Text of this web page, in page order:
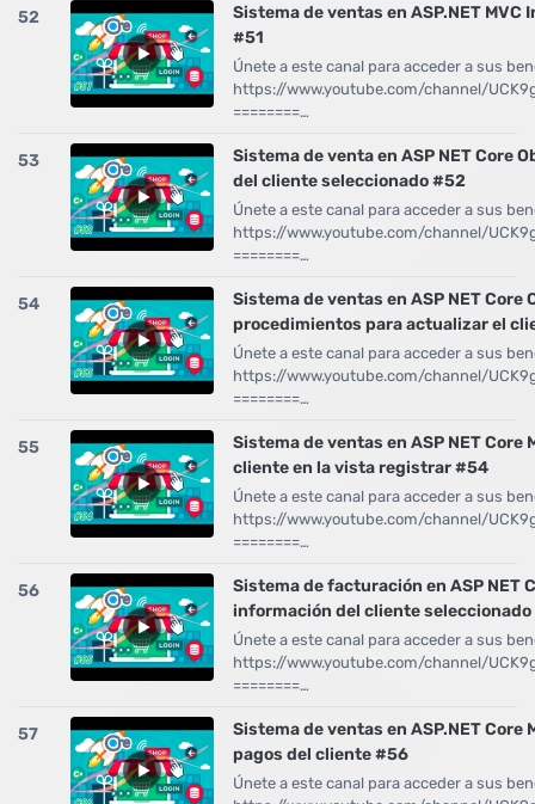
52
Sistema de ventas en ASP.NET
#51
Únete a este canal para acceder a sus
https://www.youtube.com/channel/
========…
53
Sistema de venta en ASP NET Core
del cliente seleccionado #52
Únete a este canal para acceder a sus
https://www.youtube.com/channel/
========…
54
Sistema de ventas en ASP NET Core
procedimientos para actualizar el
Únete a este canal para acceder a sus
https://www.youtube.com/channel/
========…
55
Sistema de ventas en ASP NET
cliente en la vista registrar #54
Únete a este canal para acceder a sus
https://www.youtube.com/channel/
========…
56
Sistema de facturación en ASP NET
información del cliente
Únete a este canal para acceder a sus
https://www.youtube.com/channel/
========…
57
Sistema de ventas en ASP.NET
pagos del cliente #56
Únete a este canal para acceder a sus